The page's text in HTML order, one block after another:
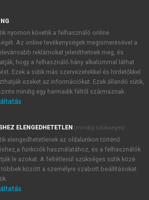
48 vagy 57) mű, bizonyosan
munkája volt: hippokratikus
több generációja hozta létre a Kr.
század között. A hippokratészi
hiába születtek főként templomi
érdekes módon – és ez volt
– nem vallási dogmákon,
sok tekintetben materialista
Ekkoriban születetett meg az a
is, amely a következő kétezer
Európában, meghatározta a
elméletet a Kr. u. 2. században élt
alapján az arab Hunain ibn Ishak
nyomon követik a felhasználó online
Az online tevékenységek megismerésével a
reklámokat jeleníthetnek meg, és
hogy a felhasználó hány alkalommal láthat
Ezek a sütik más szervezetekkel és hirdetőkkel
ezeket az információkat. Ezek állandó sütik,
mindig egy harmadik féltől származnak.
ELENGEDHETETLEN (mindig szükséges)
elengedhetetlenek az oldalunkon történő
funkciók használatához, és a felhasználók
le azokat. A feltétlenül szükséges sütik közé
között a személyre szabott beállításokat